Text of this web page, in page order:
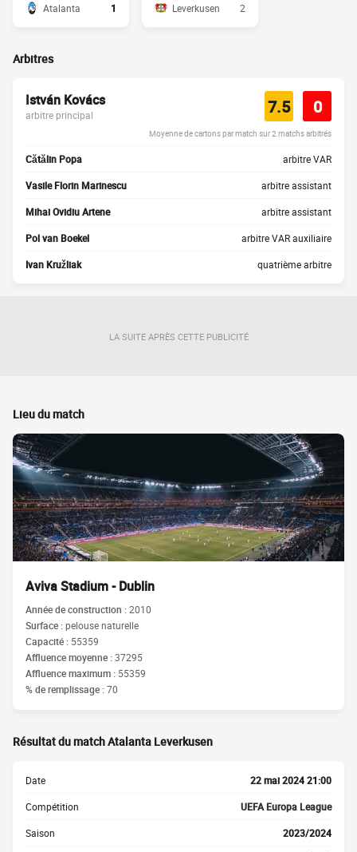
Atalanta 1 Leverkusen 2
Arbitres
István Kovács
arbitre principal 7.5 0
Moyenne de cartons par match sur 2 matchs arbitrés
Cătălin Popa arbitre VAR
Vasile Florin Marinescu arbitre assistant
Mihai Ovidiu Artene arbitre assistant
Pol van Boekel arbitre VAR auxiliaire
Ivan Kružliak quatrième arbitre
LA SUITE APRÈS CETTE PUBLICITÉ
Lieu du match
Aviva Stadium - Dublin
Année de construction :2010
Surface :pelouse naturelle
Capacité : 55359
Affluence moyenne :37295
Affluence maximum : 55359
% de remplissage :70
Résultat du match Atalanta Leverkusen
Date 22 mai 2024 21:00
Compétition UEFA Europa League
Saison 2023/2024